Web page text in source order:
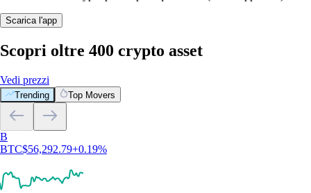
Scarica l'app
Scopri oltre 400 crypto asset
Vedi prezzi
Trending Top Movers
B
BTC$56,292.79+0.19%